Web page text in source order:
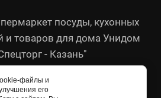
посуды, кухонных
и товаров для дома Унидом
- Казань"
персональных данных
файлы и
его